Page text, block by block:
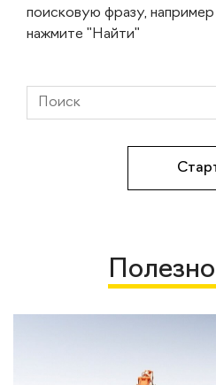
поисковую фразу,
нажмите "Найти"